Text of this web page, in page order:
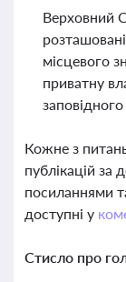
Верховний
місцевого
приватну
Кожне з
публікацій
посиланнями
доступні у
Стисло про